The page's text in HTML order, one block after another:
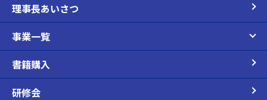
理事長あいさつ
事業一覧
書籍購入
研修会